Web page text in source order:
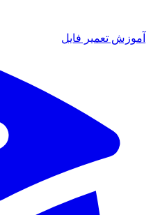
تعمیر فایل